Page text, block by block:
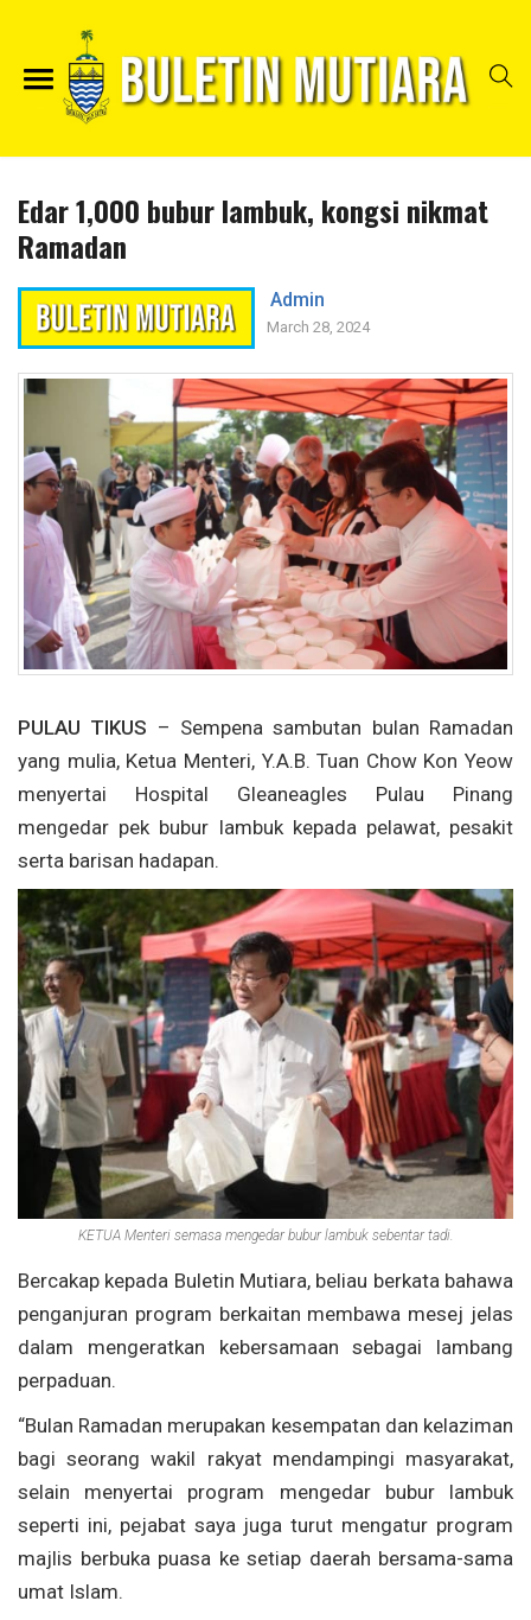
Edar 1,000 bubur lambuk, kongsi nikmat
Ramadan
Admin
March 28, 2024
PULAU TIKUS – Sempena sambutan bulan Ramadan
yang mulia, Ketua Menteri, Y.A.B. Tuan Chow Kon Yeow
menyertai Hospital Gleaneagles Pulau Pinang
mengedar pek bubur lambuk kepada pelawat, pesakit
serta barisan hadapan.
KETUA Menteri semasa mengedar bubur lambuk sebentar tadi.
Bercakap kepada Buletin Mutiara, beliau berkata bahawa
penganjuran program berkaitan membawa mesej jelas
dalam mengeratkan kebersamaan sebagai lambang
perpaduan.
“Bulan Ramadan merupakan kesempatan dan kelaziman
bagi seorang wakil rakyat mendampingi masyarakat,
selain menyertai program mengedar bubur lambuk
seperti ini, pejabat saya juga turut mengatur program
majlis berbuka puasa ke setiap daerah bersama-sama
umat Islam.